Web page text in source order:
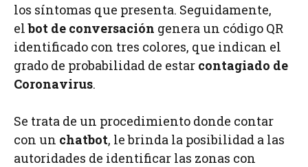
los síntomas que presenta. Seguidamente,
elbot de conversación genera un código QR
identificado con tres colores, que indican el
grado de probabilidad de estar contagiado de
Coronavirus.
Se trata de un procedimiento donde contar
con un chatbot, le brinda la posibilidad a las
autoridades de identificar las zonas con